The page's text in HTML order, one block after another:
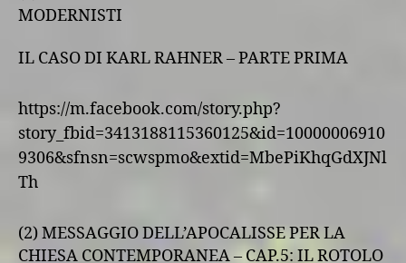
MODERNISTI
IL CASO DI KARL RAHNER – PARTE PRIMA
https://m.facebook.com/story.php?
story_fbid=3413188115360125&id=10000006910
9306&sfnsn=scwspmo&extid=MbePiKhqGdXJNl
Th
(2) MESSAGGIO DELL’APOCALISSE PER LA
CHIESA CONTEMPORANEA – CAP.5: IL ROTOLO